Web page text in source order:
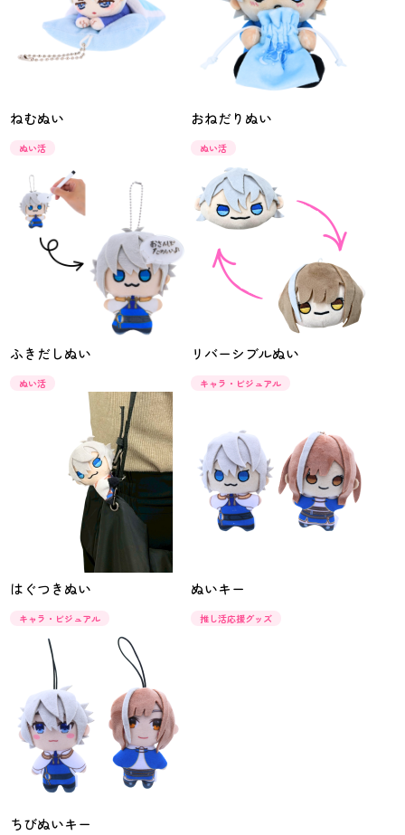
ねむぬい
ぬい活
おねだりぬい
ぬい活
ふきだしぬい
ぬい活
リバーシブルぬい
キャラ・ビジュアル
はぐつきぬい
キャラ・ビジュアル
ぬいキー
推し活応援グッズ
ちびぬいキー